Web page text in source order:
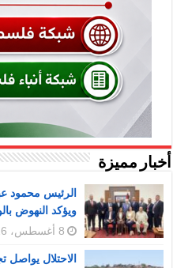
أخبار مميزة
الرئيس محمود
ويؤكد النهوض
8 أغسطس، 2026
الاحتلال